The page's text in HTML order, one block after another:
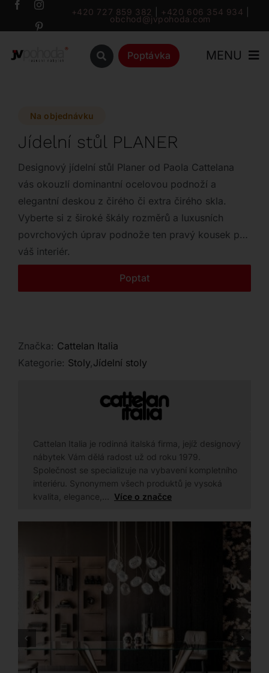
Přeskočit
+420 727 859 382 +420 606 354 934
obchod@jvpohoda.com
Poptávka MENU
Katalog
Značky
Outlet
Kontakt
Na objednávku
Jídelní stůl PLANER
Designový jídelní stůl Planer od Paola Cattelana
vás okouzlí dominantní ocelovou podnoží a
elegantní deskou z čirého či extra čirého skla.
Vyberte si z široké škály rozměrů a luxusních
povrchových úprav podnože ten pravý kousek pro
váš interiér.
Poptat
Značka: Cattelan Italia
Kategorie: Stoly,Jídelní stoly
Cattelan Italia je rodinná italská firma, jejíž designový
nábytek Vám dělá radost už od roku 1979.
Společnost se specializuje na vybavení kompletního
interiéru. Synonymem všech produktů je vysoká
kvalita, elegance,… Více o značce